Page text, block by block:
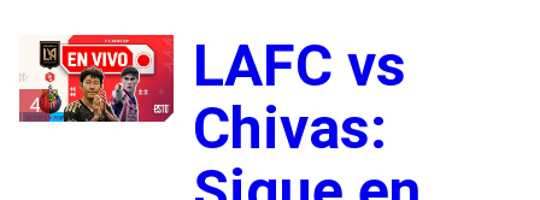
4
LAFC vs
Chivas: